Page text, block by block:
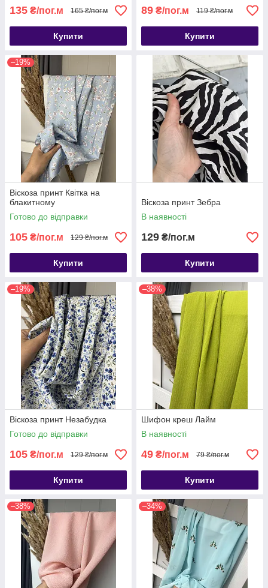
135 ₴/пог.м 165 ₴/пог.м
Купити
89 ₴/пог.м 119 ₴/пог.м
Купити
–19%
Віскоза принт Квітка на
блакитному
Готово до відправки
105 ₴/пог.м 129 ₴/пог.м
Купити
Віскоза принт Зебра
В наявності
129 ₴/пог.м
Купити
–19%
Віскоза принт Незабудка
Готово до відправки
105 ₴/пог.м 129 ₴/пог.м
Купити
–38%
Шифон креш Лайм
В наявності
49 ₴/пог.м 79 ₴/пог.м
Купити
–38% –34%